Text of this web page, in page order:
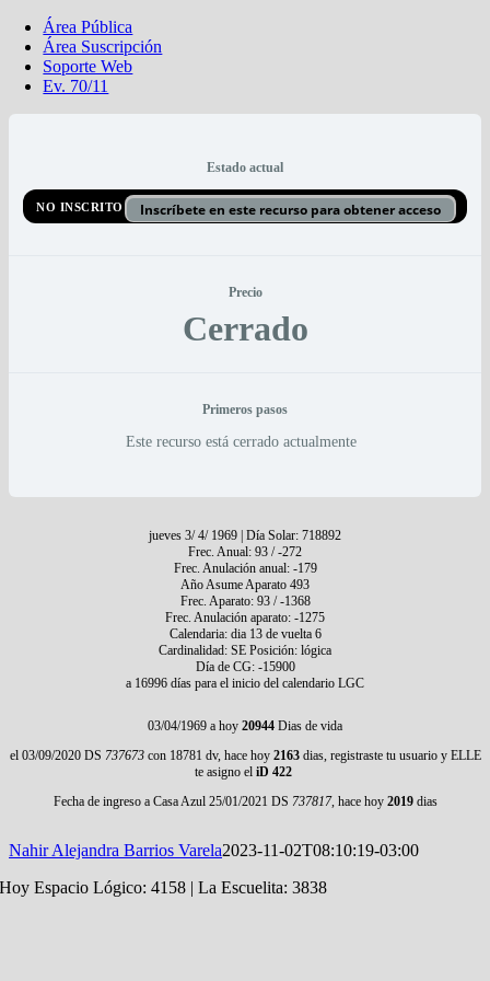
Saltar
contenido
Área Pública
Área Suscripción
Soporte Web
Ev. 70/11
Estado actual
NO INSCRITO Inscríbete en este recurso para obtener acceso
Precio
Cerrado
Primeros pasos
Este recurso está cerrado actualmente
jueves 3/ 4/ 1969 | Día Solar: 718892
Frec. Anual: 93 / -272
Frec. Anulación anual: -179
Año Asume Aparato 493
Frec. Aparato: 93 / -1368
Frec. Anulación aparato: -1275
Calendaria: dia 13 de vuelta 6
Cardinalidad: SE Posición: lógica
Día de CG: -15900
a 16996 días para el inicio del calendario LGC
03/04/1969 a hoy 20944 Dias de vida
el 03/09/2020 DS 737673con 18781 dv, hace hoy 2163 dias, registraste tu usuario y ELLE
te asigno el iD 422
Fecha de ingreso a Casa Azul 25/01/2021 DS 737817, hace hoy 2019dias
Nahir Alejandra Barrios Varela2023-11-02T08:10:19-03:00
Hoy Espacio Lógico: 4158 | La Escuelita: 3838